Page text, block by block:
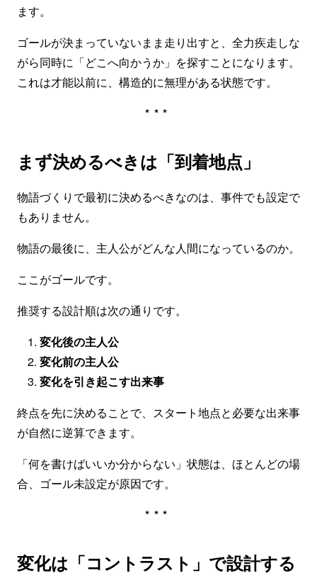
ます。
ゴールが決まっていないまま走り出すと、全力疾走しな
がら同時に「どこへ向かうか」を探すことになります。
これは才能以前に、構造的に無理がある状態です。
***
まず決めるべきは「到着地点」
物語づくりで最初に決めるべきなのは、事件でも設定で
もありません。
物語の最後に、主人公がどんな人間になっているのか。
ここがゴールです。
推奨する設計順は次の通りです。
変化後の主人公
変化前の主人公
変化を引き起こす出来事
終点を先に決めることで、スタート地点と必要な出来事
が自然に逆算できます。
「何を書けばいいか分からない」状態は、ほとんどの場
合、ゴール未設定が原因です。
***
変化は「コントラスト」で設計する